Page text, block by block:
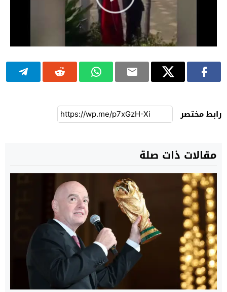
رابط مختصر
مقالات ذات صلة